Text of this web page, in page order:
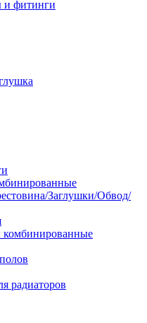
и фитинги
Заглушки/Обвод/
радиаторов